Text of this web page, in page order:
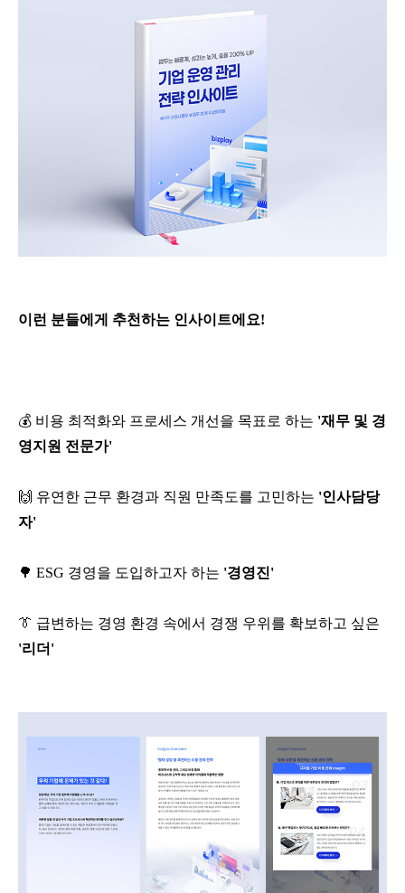
이런 분들에게 추천하는 인사이트에요!
💰 비용 최적화와 프로세스 개선을 목표로 하는 '재무 및 경
영지원 전문가'
🙌 유연한 근무 환경과 직원 만족도를 고민하는 '인사담당
자'
🌳 ESG 경영을 도입하고자 하는 '경영진'
👔 급변하는 경영 환경 속에서 경쟁 우위를 확보하고 싶은
'리더 '